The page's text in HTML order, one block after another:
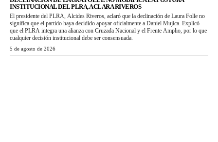
INSTITUCIONAL DEL PLRA, ACLARA RIVEROS
El presidente del PLRA, Alcides Riveros, aclaró que la declinación de Laura Folle no
significa que el partido haya decidido apoyar oficialmente a Daniel Mujica. Explicó
que el PLRA integra una alianza con Cruzada Nacional y el Frente Amplio, por lo que
cualquier decisión institucional debe ser consensuada.
5 de agosto de 2026